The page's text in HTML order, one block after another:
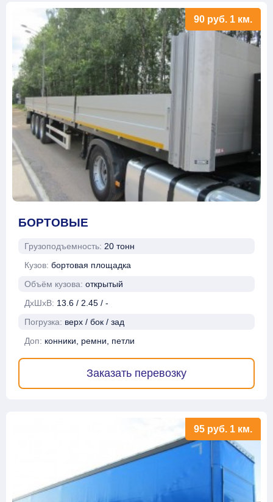
БОРТОВЫЕ
Грузоподъемность: 20 тонн
Кузов: бортовая площадка
Объём кузова: открытый
ДхШхВ: 13.6 / 2.45 / -
Погрузка: верх / бок / зад
Доп: конники, ремни, петли
90 руб. 1 км.
Заказать перевозку
95 руб. 1 км.